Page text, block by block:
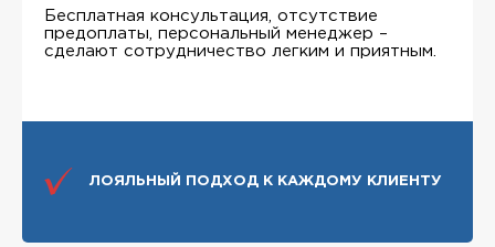
Бесплатная консультация, отсутствие
предоплаты, персональный менеджер –
сделают сотрудничество легким и приятным.
ЛОЯЛЬНЫЙ ПОДХОД К КАЖДОМУ КЛИЕНТУ